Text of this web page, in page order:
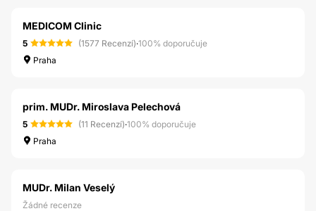
MEDICOM Clinic
5 (1577 Recenzí)·100% doporučuje
Praha
prim. MUDr. Miroslava Pelechová
5 (11 Recenzí)·100% doporučuje
Praha
MUDr. Milan Veselý
Žádné recenze